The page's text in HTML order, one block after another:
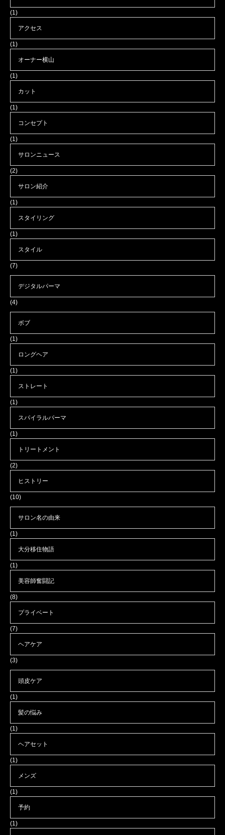
(1)
アクセス
(1)
オーナー横山
(1)
カット
(1)
コンセプト
(1)
サロンニュース
(2)
サロン紹介
(1)
スタイリング
(1)
スタイル
(7)
デジタルパーマ
(4)
ボブ
(1)
ロングヘア
(1)
ストレート
(1)
スパイラルパーマ
(1)
トリートメント
(2)
ヒストリー
(10)
サロン名の由来
(1)
大分移住物語
(1)
美容師奮闘記
(8)
プライベート
(7)
ヘアケア
(3)
頭皮ケア
(1)
髪の悩み
(1)
ヘアセット
(1)
メンズ
(1)
予約
(1)